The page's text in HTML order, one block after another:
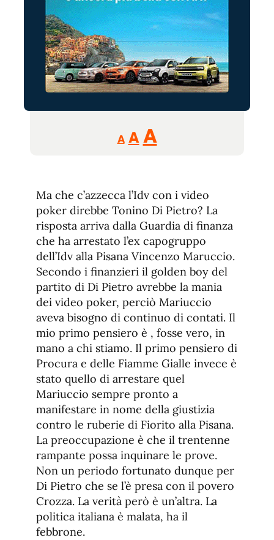
A
Reducir
tamaño
A Restablecer
fuente
AAumentar
de
fuente.
Ma che c’azzecca l’Idv con i video
poker direbbe Tonino Di Pietro? La
risposta arriva dalla Guardia di finanza
che ha arrestato l’ex capogruppo
dell’Idv alla Pisana Vincenzo Maruccio.
Secondo i finanzieri il golden boy del
partito di Di Pietro avrebbe la mania
dei video poker, perciò Mariuccio
aveva bisogno di continuo di contati. Il
mio primo pensiero è , fosse vero, in
mano a chi stiamo. Il primo pensiero di
Procura e delle Fiamme Gialle invece è
stato quello di arrestare quel
Mariuccio sempre pronto a
manifestare in nome della giustizia
contro le ruberie di Fiorito alla Pisana.
La preoccupazione è che il trentenne
rampante possa inquinare le prove.
Non un periodo fortunato dunque per
Di Pietro che se l’è presa con il povero
Crozza. La verità però è un’altra. La
politica italiana è malata, ha il
febbrone.